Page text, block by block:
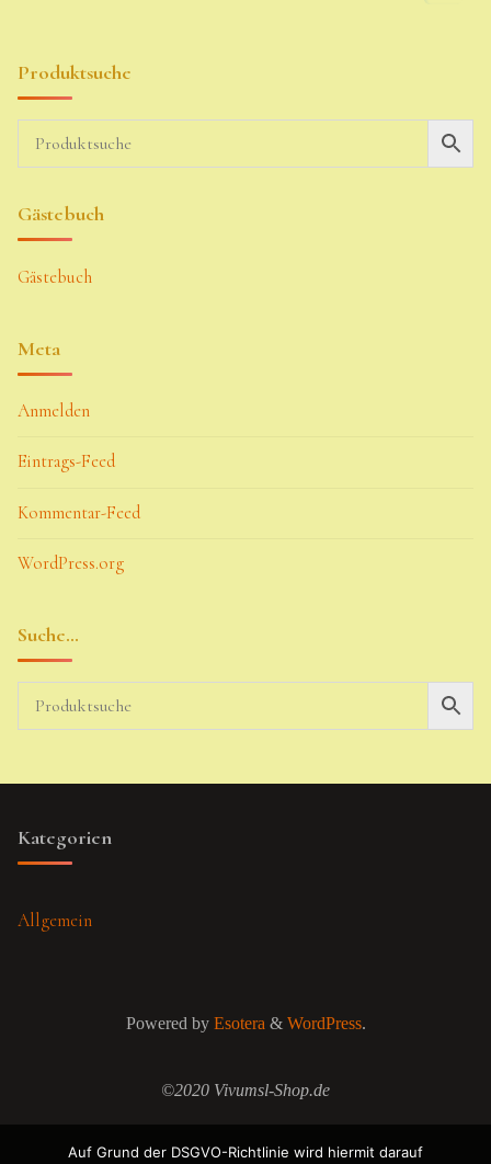
Produktsuche
Gästebuch
Gästebuch
Meta
Anmelden
Eintrags-Feed
Kommentar-Feed
WordPress.org
Suche…
Kategorien
Allgemein
Powered byEsotera& WordPress.
©2020 Vivumsl-Shop.de
Auf Grund der DSGVO-Richtlinie wird hiermit darauf